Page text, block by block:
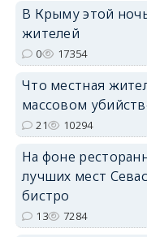
В Крыму этой
жителей
0 17354
Что местная
массовом
21 10294
На фоне
лучших мест
бистро
13 7284